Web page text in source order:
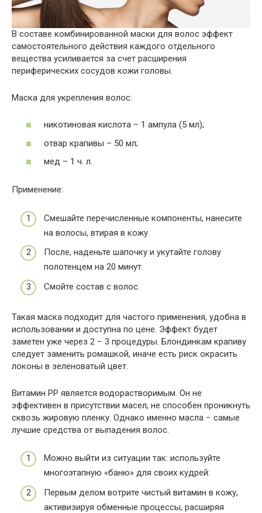
В составе комбинированной маски для волос эффект
самостоятельного действия каждого отдельного
вещества усиливается за счет расширения
периферических сосудов кожи головы.
Маска для укрепления волос:
никотиновая кислота – 1 ампула (5 мл);
отвар крапивы – 50 мл;
мед – 1 ч. л.
Применение:
Смешайте перечисленные компоненты, нанесите
на волосы, втирая в кожу.
После, наденьте шапочку и укутайте голову
полотенцем на 20 минут.
Смойте состав с волос.
Такая маска подходит для частого применения, удобна в
использовании и доступна по цене. Эффект будет
заметен уже через 2 − 3 процедуры. Блондинкам крапиву
следует заменить ромашкой, иначе есть риск окрасить
локоны в зеленоватый цвет.
Витамин РР является водорастворимым. Он не
эффективен в присутствии масел, не способен проникнуть
сквозь жировую пленку. Однако именно масла − самые
лучшие средства от выпадения волос.
Можно выйти из ситуации так: используйте
многоэтапную «баню» для своих кудрей:
Первым делом вотрите чистый витамин в кожу,
активизируя обменные процессы, расширяя